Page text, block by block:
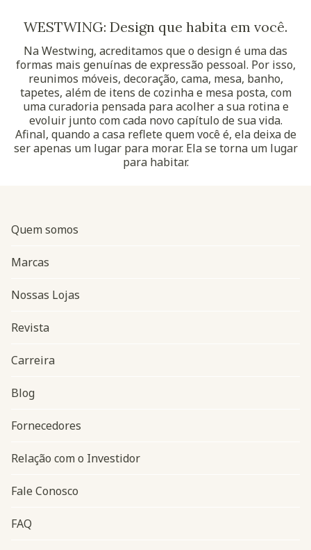
WESTWING: Design que habita em você.
Na Westwing, acreditamos que o design é uma das
formas mais genuínas de expressão pessoal. Por isso,
reunimos móveis, decoração, cama, mesa, banho,
tapetes, além de itens de cozinha e mesa posta, com
uma curadoria pensada para acolher a sua rotina e
evoluir junto com cada novo capítulo de sua vida.
Afinal, quando a casa reflete quem você é, ela deixa de
ser apenas um lugar para morar. Ela se torna um lugar
para habitar.
Navegação do rodapé
Quem somos
Marcas
Nossas Lojas
Revista
Carreira
Blog
Fornecedores
Relação com o Investidor
Fale Conosco
FAQ